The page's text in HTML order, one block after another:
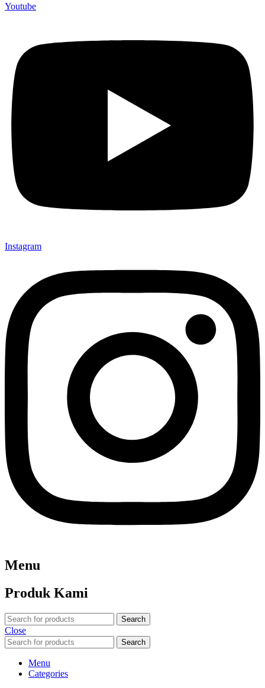
Youtube
Instagram
Menu
Produk Kami
Search
Close
Search
Menu
Categories